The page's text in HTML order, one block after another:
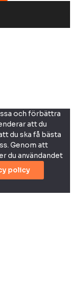
och förbättra
att du
du ska få bästa
Genom att
du användandet
policy